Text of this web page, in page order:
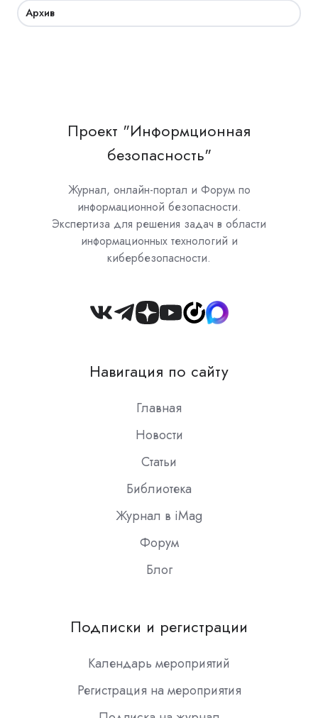
Архив
Проект "Информционная
безопасность"
Журнал, онлайн-портал и Форум по
информационной безопасности.
Экспертиза для решения задач в области
информационных технологий и
кибербезопасности.
Join
Slack
Навигация по сайту
Главная
Новости
Статьи
Библиотека
Журнал в iMag
Форум
Блог
Подписки и регистрации
Календарь мероприятий
Регистрация на мероприятия